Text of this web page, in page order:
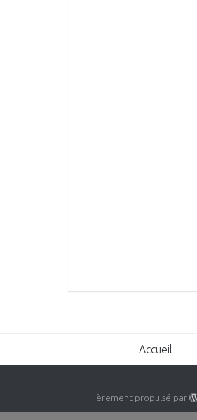
Accueil
Fièrement propulsé par